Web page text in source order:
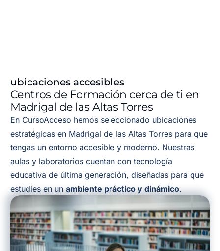
ubicaciones accesibles
Centros de Formación cerca de ti en
Madrigal de las Altas Torres
En CursoAcceso hemos seleccionado ubicaciones
estratégicas en Madrigal de las Altas Torres para que
tengas un entorno accesible y moderno. Nuestras
aulas y laboratorios cuentan con tecnología
educativa de última generación, diseñadas para que
estudies en unambiente práctico y dinámico.